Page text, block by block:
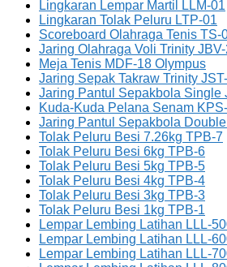
Lingkaran Lempar Martil LLM-01
Lingkaran Tolak Peluru LTP-01
Scoreboard Olahraga Tenis TS-
Jaring Olahraga Voli Trinity JBV-
Meja Tenis MDF-18 Olympus
Jaring Sepak Takraw Trinity
Jaring Pantul Sepakbola Single
Kuda-Kuda Pelana Senam
Jaring Pantul Sepakbola
Tolak Peluru Besi 7.26kg TPB-7
Tolak Peluru Besi 6kg TPB-6
Tolak Peluru Besi 5kg TPB-5
Tolak Peluru Besi 4kg TPB-4
Tolak Peluru Besi 3kg TPB-3
Tolak Peluru Besi 1kg TPB-1
Lempar Lembing Latihan LLL-
Lempar Lembing Latihan LLL-
Lempar Lembing Latihan LLL-